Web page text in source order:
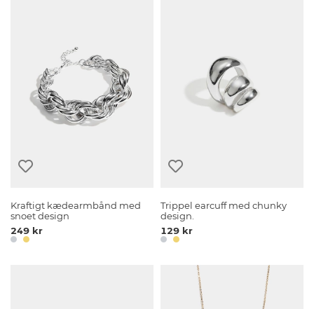
Kraftigt kædearmbånd med
snoet design
249 kr
Trippel earcuff med chunky
design.
129 kr